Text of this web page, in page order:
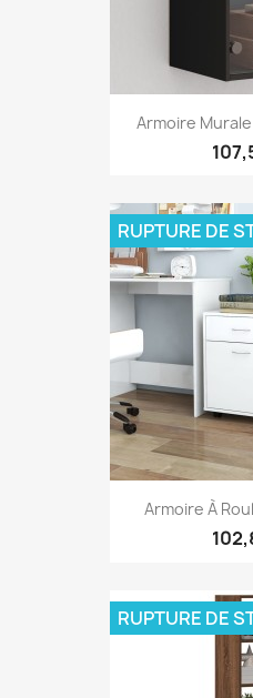
Armoire
Armoire À
RUPTURE DE
RUPTURE DE